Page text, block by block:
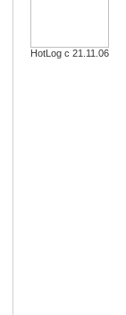
HotLog с 21.11.06